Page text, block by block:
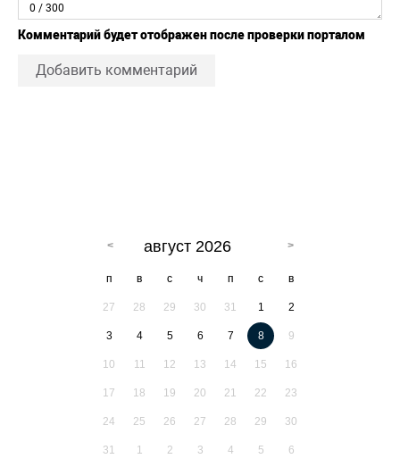
0 / 300
Комментарий будет отображен после проверки порталом
Добавить комментарий
август 2026
п в с ч п с в
27 28 29 30 31 1 2
3 4 5 6 7 8 9
10 11 12 13 14 15 16
17 18 19 20 21 22 23
24 25 26 27 28 29 30
31 1 2 3 4 5 6